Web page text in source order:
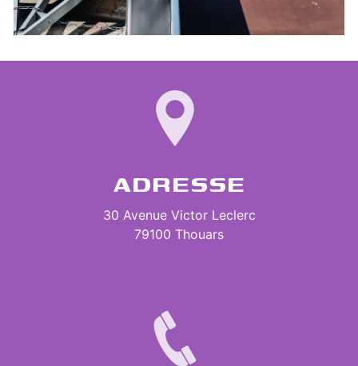
ADRESSE
30 Avenue Victor Leclerc
79100 Thouars